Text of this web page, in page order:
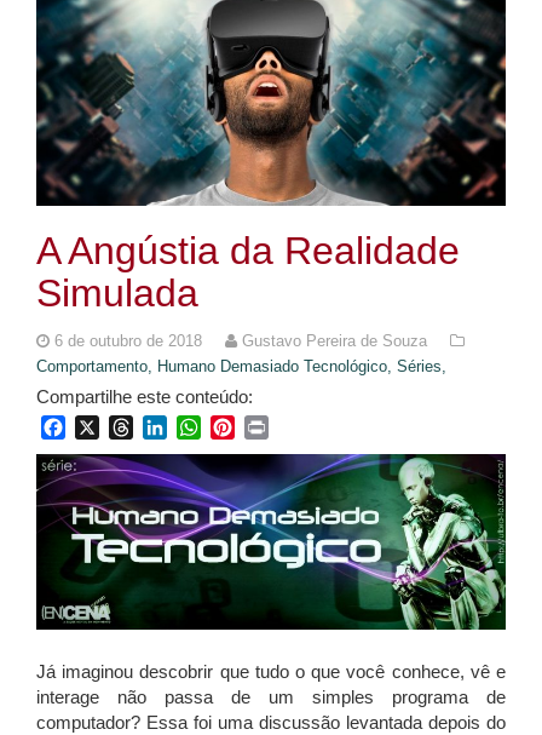
A Angústia da Realidade
Simulada
6 de outubro de 2018
Gustavo Pereira de Souza
Comportamento,
Humano Demasiado Tecnológico, Séries,
Compartilhe este conteúdo:
FacebookThreadsLinkedInWhatsApp
Pinterest
Já imaginou descobrir que tudo o que você conhece, vê e
interage não passa de um simples programa de
computador? Essa foi uma discussão levantada depois do